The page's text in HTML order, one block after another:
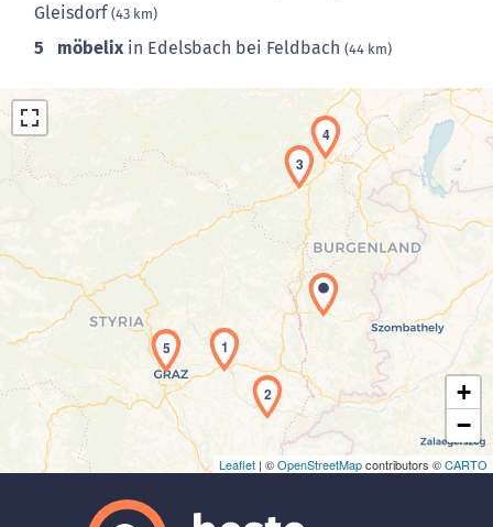
Gleisdorf(43 km)
5 möbelix in Edelsbach bei Feldbach (44 km)
Laden der Karte...
1
2
3
4
5
+
−
Leaflet | ©OpenStreetMapcontributors ©CARTO